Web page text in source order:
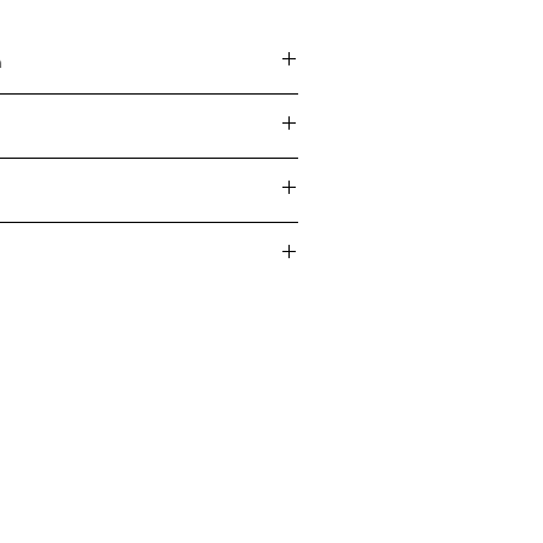
den richtigen Cake Topper zur
3D Druck Caketopper hast du eine
Dekoration für jede Feier. Deine
66497 Contwig
outlook.com
keine Umsatzsteuer berechnet.
wird, zum Beispiel aus Maisstärke. Es